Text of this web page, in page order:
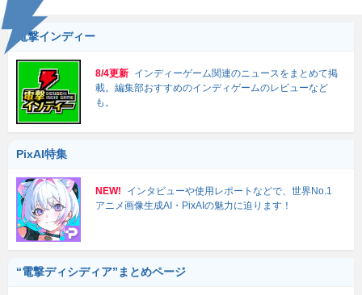
電撃インディー
8/4更新 インディーゲーム関連のニュースをまとめて掲
載。編集部おすすめのインディゲームのレビューなど
も。
PixAI特集
NEW!
インタビューや使用レポートなどで、世界No.1
アニメ画像生成AI・PixAIの魅力に迫ります！
“電撃ディシディア”まとめページ